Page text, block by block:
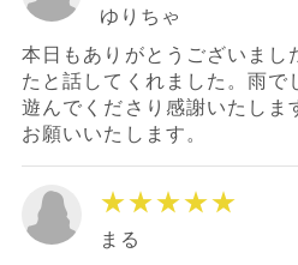
ゆりちゃ
本日もありがとうございまし
たと話してくれました。雨で
遊んでくださり感謝いたしま
お願いいたします。
★★★★★
まる